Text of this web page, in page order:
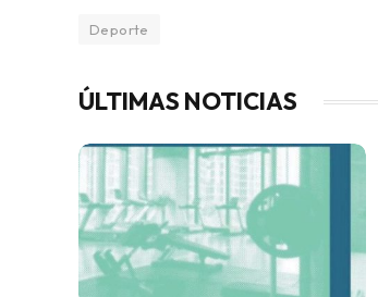
Deporte
ÚLTIMAS NOTICIAS